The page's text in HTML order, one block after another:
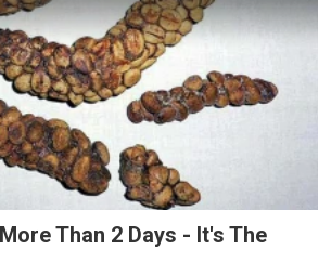
Than 2 Days - It's The